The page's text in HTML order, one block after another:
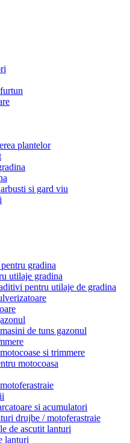
plantelor
si gard viu
gradina
utilaje gradina
pentru utilaje de gradina
de tuns gazonul
si trimmere
motocoasa
si acumulatori
drujbe / motoferastraie
de ascutit lanturi
lanturi